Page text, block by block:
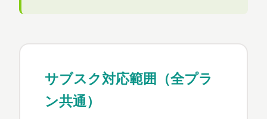
サブスク対応範囲（全プラ
ン共通）